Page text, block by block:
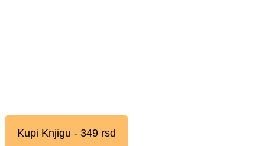
Kupi Knjigu - 349 rsd